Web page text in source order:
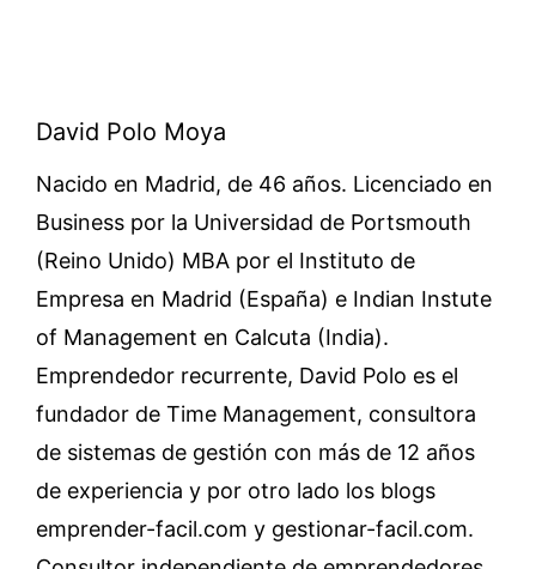
David Polo Moya
Nacido en Madrid, de 46 años. Licenciado en
Business por la Universidad de Portsmouth
(Reino Unido) MBA por el Instituto de
Empresa en Madrid (España) e Indian Instute
of Management en Calcuta (India).
Emprendedor recurrente, David Polo es el
fundador de Time Management, consultora
de sistemas de gestión con más de 12 años
de experiencia y por otro lado los blogs
emprender-facil.com y gestionar-facil.com.